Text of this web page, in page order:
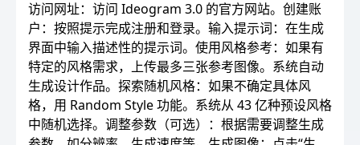
访问网址：访问 Ideogram 3.0 的官方网站。创建账
户：按照提示完成注册和登录。输入提示词：在生成
界面中输入描述性的提示词。使用风格参考：如果有
特定的风格需求，上传最多三张参考图像。系统自动
生成设计作品。探索随机风格：如果不确定具体风
格，用 Random Style 功能。系统从 43 亿种预设风格
中随机选择。调整参数（可选）：根据需要调整生成